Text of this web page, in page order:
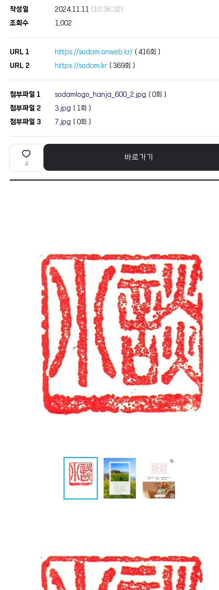
작성일 2024.11.11
(10:36:32)
조회수
1,002
URL 1 https://sodam.onweb.kr/ ( 416회 )
URL 2
https://sodam.kr ( 369회 )
첨부파일 1 sodamlogo_hanja_600_2.jpg (0회 )
첨부파일 2
3.jpg ( 1 회 )
첨부파일 3
7.jpg (0회 )
4
바로가기